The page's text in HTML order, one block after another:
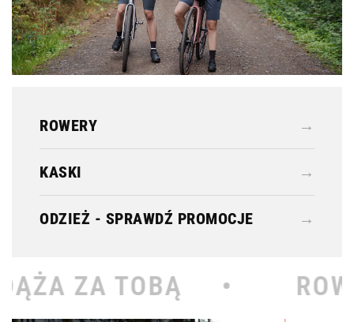
ROWERY →
KASKI →
ODZIEŻ - SPRAWDŹ PROMOCJE →
• ROWEROWY